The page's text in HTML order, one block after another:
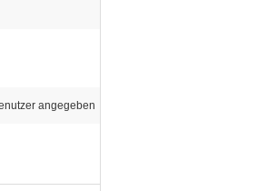
angegeben